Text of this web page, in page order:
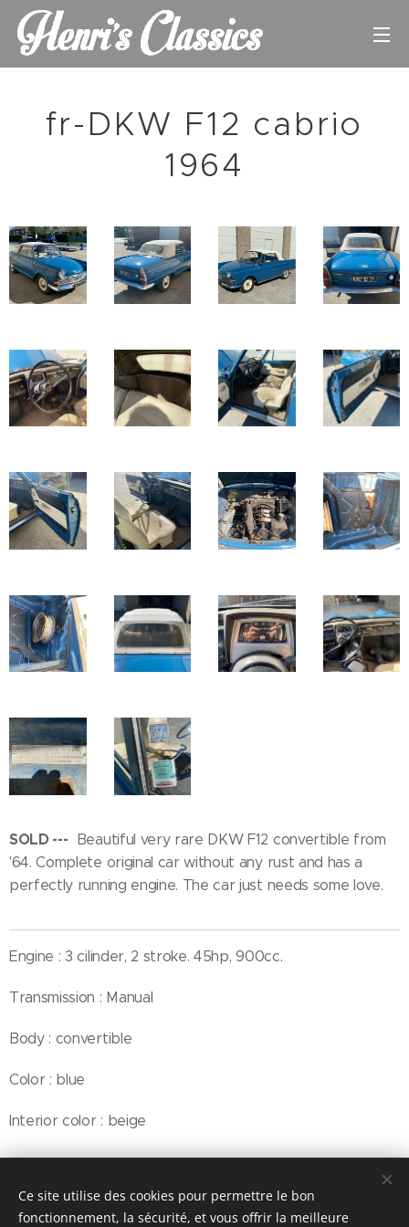
fr-DKW F12 cabrio
1964
SOLD --- Beautiful very rare DKW F12 convertible from
'64. Complete original car without any rust and has a
perfectly running engine. The car just needs some love.
Engine : 3 cilinder, 2 stroke. 45hp, 900cc.
Transmission : Manual
Body : convertible
Color : blue
Interior color : beige
© Henri's classics
Ce site utilise des cookies pour permettre le bon
fonctionnement, la sécurité, et vous offrir la meilleure